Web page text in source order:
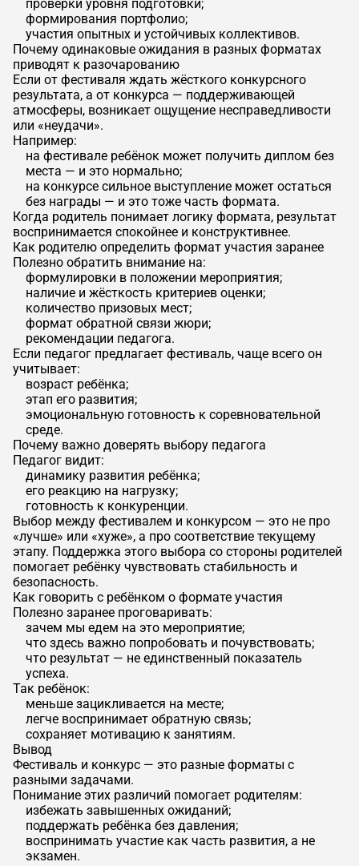
проверки уровня подготовки;
формирования портфолио;
участия опытных и устойчивых коллективов.
Почему одинаковые ожидания в разных форматах
приводят к разочарованию
Если от фестиваля ждать жёсткого конкурсного
результата, а от конкурса — поддерживающей
атмосферы, возникает ощущение несправедливости
или «неудачи».
Например:
на фестивале ребёнок может получить диплом без
места — и это нормально;
на конкурсе сильное выступление может остаться
без награды — и это тоже часть формата.
Когда родитель понимает логику формата, результат
воспринимается спокойнее и конструктивнее.
Как родителю определить формат участия заранее
Полезно обратить внимание на:
формулировки в положении мероприятия;
наличие и жёсткость критериев оценки;
количество призовых мест;
формат обратной связи жюри;
рекомендации педагога.
Если педагог предлагает фестиваль, чаще всего он
учитывает:
возраст ребёнка;
этап его развития;
эмоциональную готовность к соревновательной
среде.
Почему важно доверять выбору педагога
Педагог видит:
динамику развития ребёнка;
его реакцию на нагрузку;
готовность к конкуренции.
Выбор между фестивалем и конкурсом — это не про
«лучше» или «хуже», а про соответствие текущему
этапу. Поддержка этого выбора со стороны родителей
помогает ребёнку чувствовать стабильность и
безопасность.
Как говорить с ребёнком о формате участия
Полезно заранее проговаривать:
зачем мы едем на это мероприятие;
что здесь важно попробовать и почувствовать;
что результат — не единственный показатель
успеха.
Так ребёнок:
меньше зацикливается на месте;
легче воспринимает обратную связь;
сохраняет мотивацию к занятиям.
Вывод
Фестиваль и конкурс — это разные форматы с
разными задачами.
Понимание этих различий помогает родителям:
избежать завышенных ожиданий;
поддержать ребёнка без давления;
воспринимать участие как часть развития, а не
экзамен.